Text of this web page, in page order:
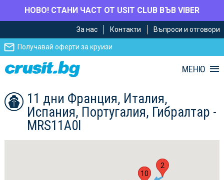
НОВО! СТАНИ ЧАСТ ОТ USIT CLUB ВЪВ VIBER
главното
съдържание
Навигацията
За нас Контакти Въпроси и отговори
Получавай оферти за круизи
МЕНЮ
11 дни Франция, Италия,
Испания, Португалия, Гибралтар -
MRS11A0I
1
2
10